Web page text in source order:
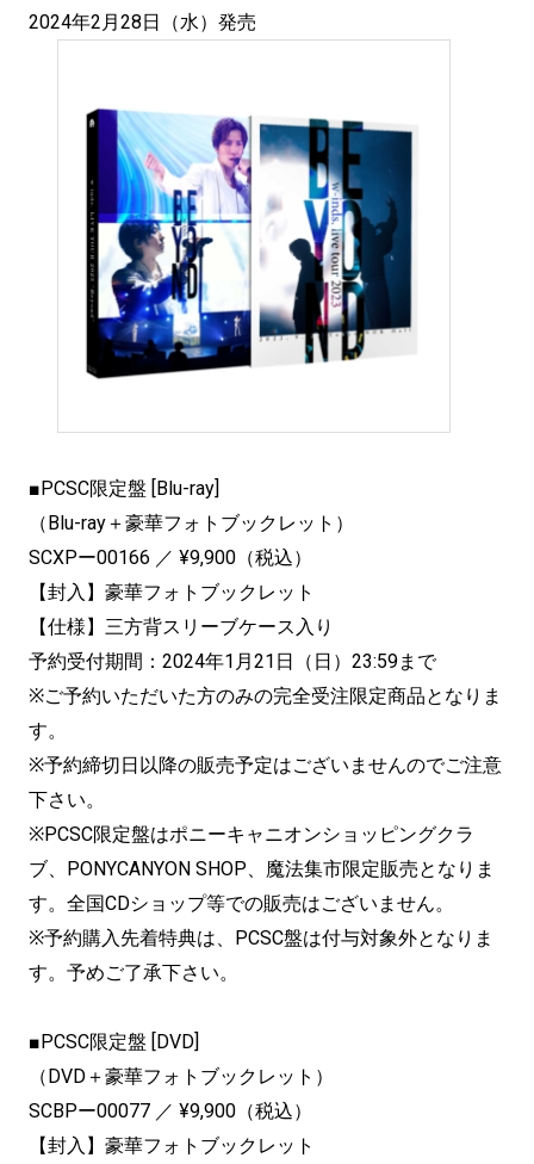
2024年2月28日（水）発売
■PCSC限定盤 [Blu-ray]
（Blu-ray＋豪華フォトブックレット）
SCXPー00166 ／ ¥9,900（税込）
【封入】豪華フォトブックレット
【仕様】三方背スリーブケース入り
予約受付期間：2024年1月21日（日）23:59まで
※ご予約いただいた方のみの完全受注限定商品となりま
す。
※予約締切日以降の販売予定はございませんのでご注意
下さい。
※PCSC限定盤はポニーキャニオンショッピングクラ
ブ、PONYCANYON SHOP、魔法集市限定販売となりま
す。全国CDショップ等での販売はございません。
※予約購入先着特典は、PCSC盤は付与対象外となりま
す。予めご了承下さい。
■PCSC限定盤 [DVD]
（DVD＋豪華フォトブックレット）
SCBPー00077 ／ ¥9,900（税込）
【封入】豪華フォトブックレット